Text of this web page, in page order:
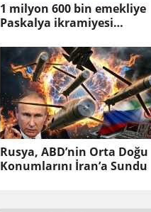
1 milyon 600 bin emekliye
Paskalya ikramiyesi
Rusya, ABD’nin Orta Doğu
Konumlarını İran’a Sundu